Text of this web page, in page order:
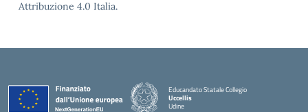
Attribuzione 4.0 Italia.
Educandato Statale Collegio
Uccellis
Udine